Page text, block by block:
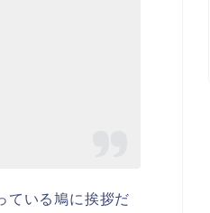
ている鳩に挨拶だ